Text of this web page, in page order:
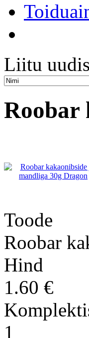
Liitu
Roobar
Toode
Roobar
Hind
1.60 €
1